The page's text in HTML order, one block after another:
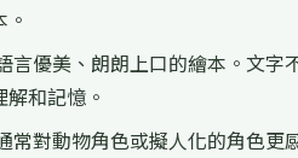
言優美、朗朗上口的繪本。文字
和記憶。
常對動物角色或擬人化的角色更